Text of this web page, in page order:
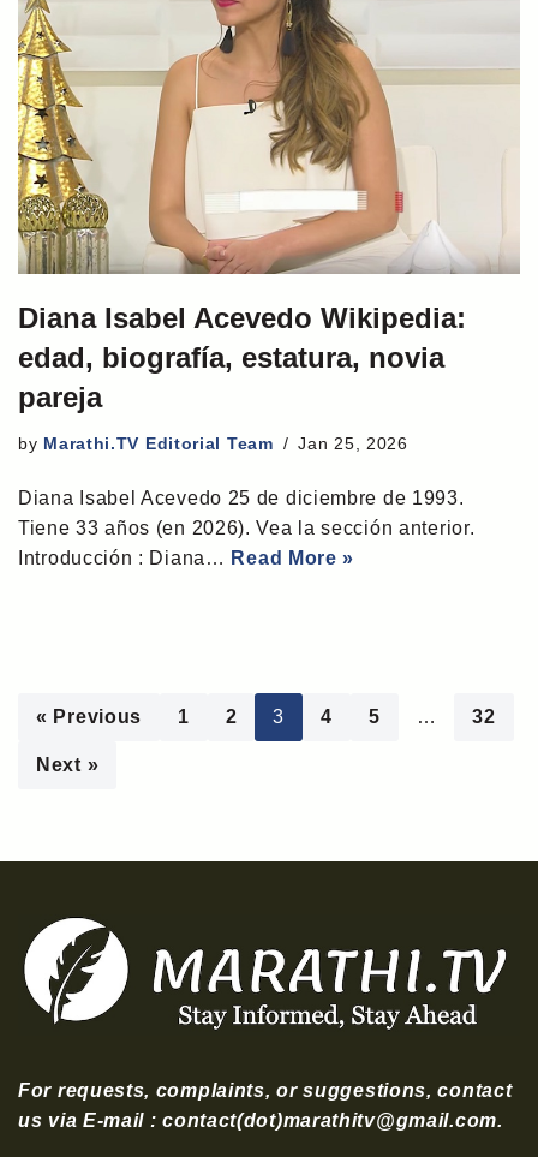
Diana Isabel Acevedo Wikipedia:
edad, biografía, estatura, novia
pareja
by Marathi.TV Editorial Team Jan 25, 2026
Diana Isabel Acevedo 25 de diciembre de 1993.
Tiene 33 años (en 2026). Vea la sección anterior.
Introducción : Diana… Read More »
« Previous 1 2 3 4 5 … 32
Next »
For requests, complaints, or suggestions, contact
us via E-mail : contact(dot)marathitv@gmail.com.